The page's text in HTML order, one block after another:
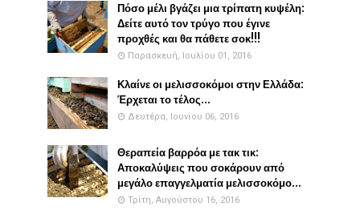
Πόσο μέλι βγάζει μια τρίπατη κυψέλη:
Δείτε αυτό τον τρύγο που έγινε
προχθές και θα πάθετε σοκ!!!
Παρασκευή, Ιουλίου 01, 2016
Κλαίνε οι μελισσοκόμοι στην Ελλάδα:
Έρχεται το τέλος...
Δευτέρα, Ιουνίου 06, 2016
Θεραπεία βαρρόα με τακ τικ:
Αποκαλύψεις που σοκάρουν από
μεγάλο επαγγελματία μελισσοκόμο...
Τρίτη, Αυγούστου 16, 2016